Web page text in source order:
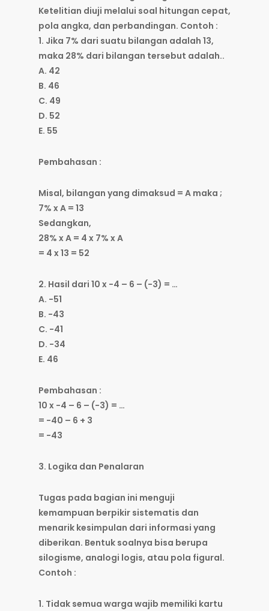
Ketelitian diuji melalui soal hitungan cepat,
pola angka, dan perbandingan. Contoh :
1. Jika 7% dari suatu bilangan adalah 13,
maka 28% dari bilangan tersebut adalah..
A. 42
B. 46
C. 49
D. 52
E. 55
Pembahasan :
Misal, bilangan yang dimaksud = A maka ;
7% x A = 13
Sedangkan,
28% x A = 4 x 7% x A
= 4 x 13 = 52
2. Hasil dari 10 x -4 – 6 – (-3) = …
A. -51
B. -43
C. -41
D. -34
E. 46
Pembahasan :
10 x -4 – 6 – (-3) = …
= -40 – 6 + 3
= -43
3. Logika dan Penalaran
Tugas pada bagian ini menguji
kemampuan berpikir sistematis dan
menarik kesimpulan dari informasi yang
diberikan. Bentuk soalnya bisa berupa
silogisme, analogi logis, atau pola figural.
Contoh :
1. Tidak semua warga wajib memiliki kartu